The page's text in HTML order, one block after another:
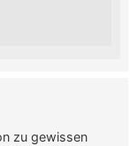
zu gewissen